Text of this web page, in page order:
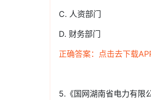
C. 人资部门
D. 财务部门
正确答案：点击去下载
5.《国网湖南省电力有限